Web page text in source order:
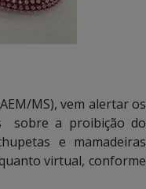
MS), vem alertar os
sobre a proibição do
e mamadeiras
virtual, conforme